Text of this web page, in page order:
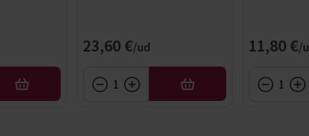
AFEGIR
23,60 €
AFEGIR
11,80 €